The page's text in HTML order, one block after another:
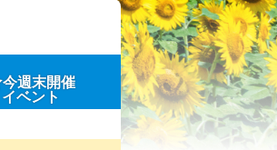
今週末開催
イベント